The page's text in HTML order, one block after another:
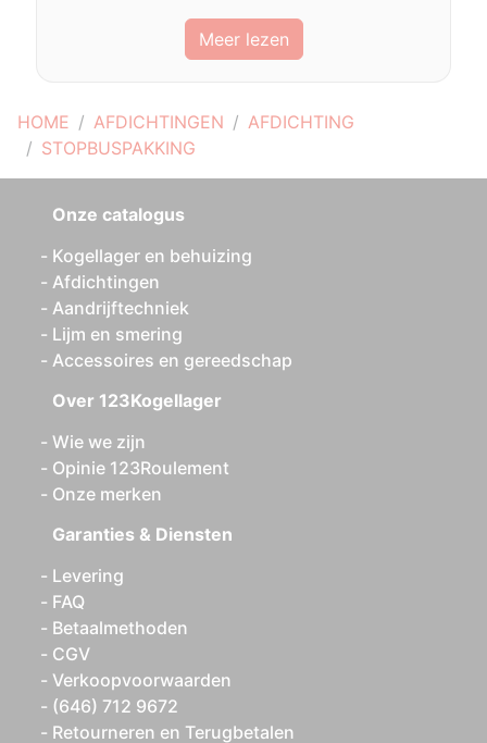
HOME AFDICHTINGEN
AFDICHTING
STOPBUSPAKKING
Meer lezen
Onze catalogus
Kogellager en behuizing
Afdichtingen
Aandrijftechniek
Lijm en smering
Accessoires en gereedschap
Over 123Kogellager
Wie we zijn
Opinie 123Roulement
Onze merken
Garanties & Diensten
Levering
FAQ
Betaalmethoden
CGV
Verkoopvoorwaarden
(646) 712 9672
Retourneren en Terugbetalen